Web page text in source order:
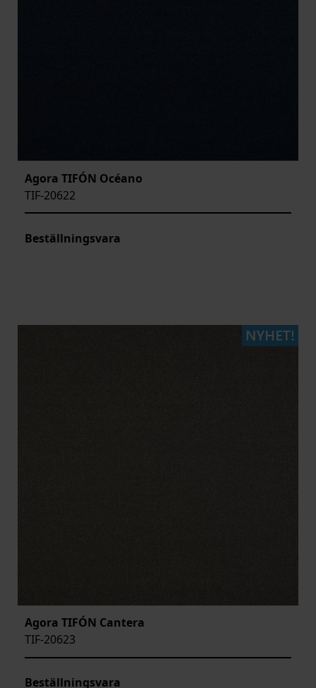
Agora TIFÓN Océano
TIF-20622
Beställningsvara
Agora TIFÓN Cantera
TIF-20623
Beställningsvara